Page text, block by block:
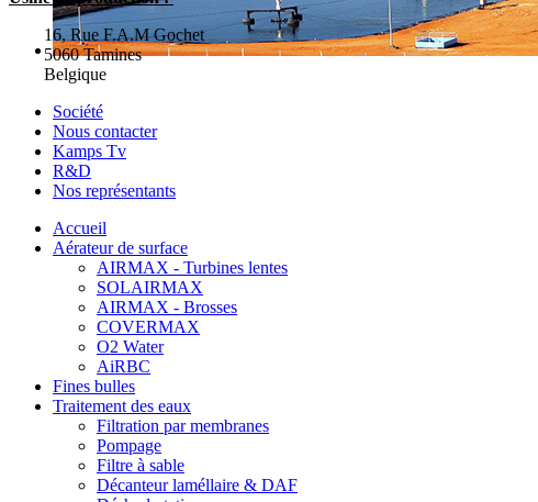
16, Rue F.A.M Gochet
5060 Tamines
Belgique
Société
Nous contacter
Kamps Tv
R&D
Nos représentants
Accueil
Aérateur de surface
AIRMAX - Turbines lentes
SOLAIRMAX
AIRMAX - Brosses
COVERMAX
O2 Water
AiRBC
Fines bulles
Traitement des eaux
Filtration par membranes
Pompage
Filtre à sable
Décanteur laméllaire & DAF